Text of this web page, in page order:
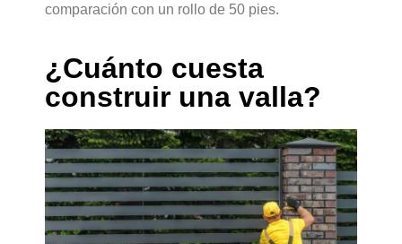
comparación con un rollo de 50 pies.
¿Cuánto cuesta
construir una valla?